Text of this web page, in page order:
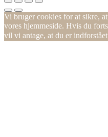
Vi bruger cookies for at sikre,
vores hjemmeside. Hvis du
vil vi antage, at du er